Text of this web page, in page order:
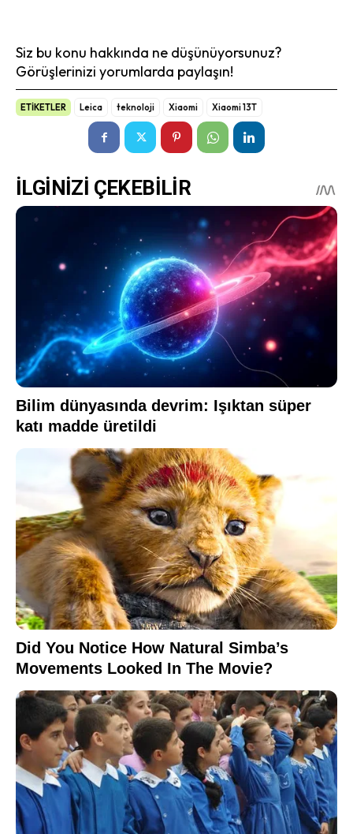
Siz bu konu hakkında ne düşünüyorsunuz?
Görüşlerinizi yorumlarda paylaşın!
ETİKETLER Leica teknoloji Xiaomi Xiaomi 13T